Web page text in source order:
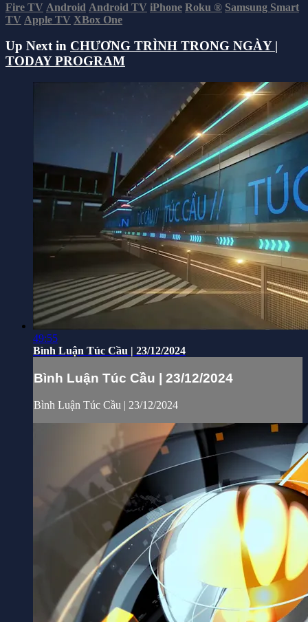
Fire TV Android Android TV iPhone Roku ® Samsung Smart
TV Apple TV XBox One
Up Next in CHƯƠNG TRÌNH TRONG NGÀY |
TODAY PROGRAM
49:55
Bình Luận Túc Cầu | 23/12/2024
Bình Luận Túc Cầu | 23/12/2024
Bình Luận Túc Cầu | 23/12/2024